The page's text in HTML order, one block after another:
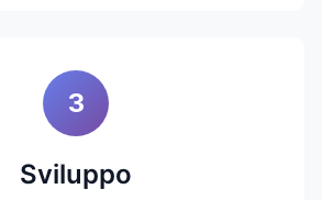
3
Sviluppo